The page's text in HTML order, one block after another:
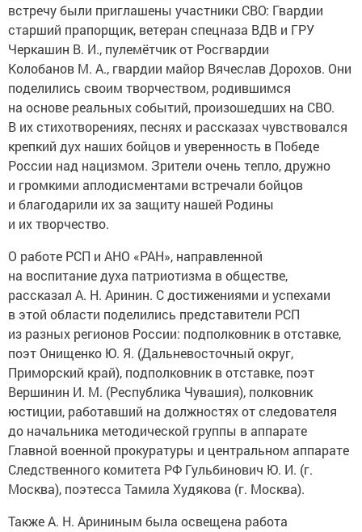
встречу были приглашены участники СВО: Гвардии
старший прапорщик, ветеран спецназа ВДВ и ГРУ
Черкашин В. И., пулемётчик от Росгвардии
Колобанов М. А., гвардии майор Вячеслав Дорохов. Они
поделились своим творчеством, родившимся
на основе реальных событий, произошедших на СВО.
В их стихотворениях, песнях и рассказах чувствовался
крепкий дух наших бойцов и уверенность в Победе
России над нацизмом. Зрители очень тепло, дружно
и громкими аплодисментами встречали бойцов
и благодарили их за защиту нашей Родины
и их творчество.
О работе РСП и АНО «РАН», направленной
на воспитание духа патриотизма в обществе,
рассказал А. Н. Аринин. С достижениями и успехами
в этой области поделились представители РСП
из разных регионов России: подполковник в отставке,
поэт Онищенко Ю. Я. (Дальневосточный округ,
Приморский край), подполковник в отставке, поэт
Вершинин И. М. (Республика Чувашия), полковник
юстиции, работавший на должностях от следователя
до начальника методической группы в аппарате
Главной военной прокуратуры и центральном аппарате
Следственного комитета РФ Гульбинович Ю. И. (г.
Москва), поэтесса Тамила Худякова (г. Москва).
Также А. Н. Арининым была освещена работа